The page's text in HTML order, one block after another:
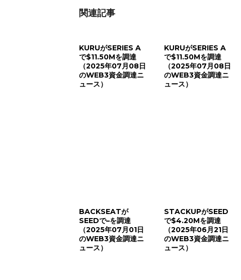
関連記事
KURUがSERIES A
で$11.50Mを調達
（2025年07月08日
のWEB3資金調達ニ
ュース）
KURUがSERIES A
で$11.50Mを調達
（2025年07月08日
のWEB3資金調達ニ
ュース）
BACKSEATが
SEEDで–を調達
（2025年07月01日
のWEB3資金調達ニ
ュース）
STACKUPがSEED
で$4.20Mを調達
（2025年06月21日
のWEB3資金調達ニ
ュース）